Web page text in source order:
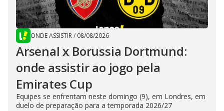
ONDE ASSISTIR/ 08/08/2026
Arsenal x Borussia Dortmund:
onde assistir ao jogo pela
Emirates Cup
Equipes se enfrentam neste domingo (9), em Londres, em
duelo de preparação para a temporada 2026/27